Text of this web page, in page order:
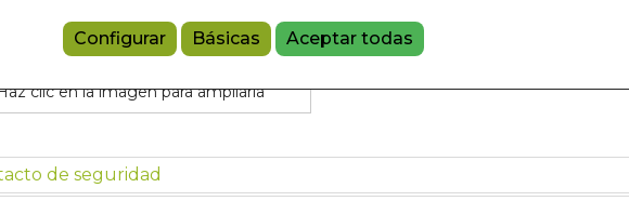
Configurar Básicas Aceptar todas
clic en la imagen para ampliarla
de seguridad